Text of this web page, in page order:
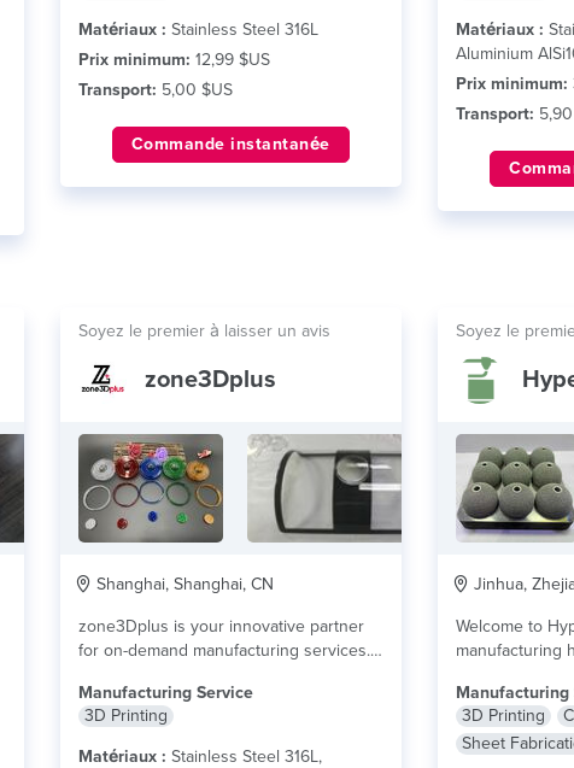
Matériaux : Stainless Steel 316L
Prix minimum: 12,99 $US
Transport: 5,00 $US
Commande instantanée
Matériaux :
Aluminium
Prix minimum:
Transport:
Soyez le premier à laisser un avis
zone3Dplus
Shanghai, Shanghai, CN
zone3Dplus is your innovative partner
for on-demand manufacturing services.
Manufacturing Service
3D Printing
Matériaux : Stainless Steel 316L,
Soyez le
Jinhua,
Welcome to
manufacturing
Manufacturing
3D Printing
Sheet